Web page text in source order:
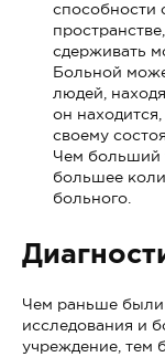
способности
сдерживать
Больной
людей,
он
своему
Чем больший
большее
больного.
Чем раньше были
исследования и
учреждение, тем